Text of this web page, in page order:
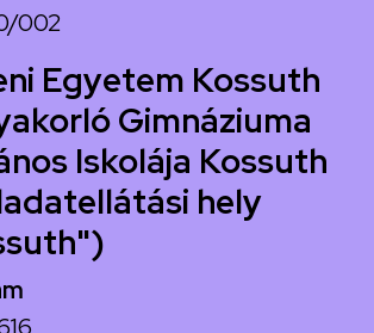
002
Egyetem Kossuth
Gimnáziuma
Iskolája Kossuth
hely